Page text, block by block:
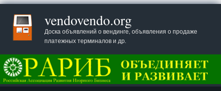
vendovendo.org
Доска объявлений о вендинге, объявления о продаже
платежных терминалов и др.